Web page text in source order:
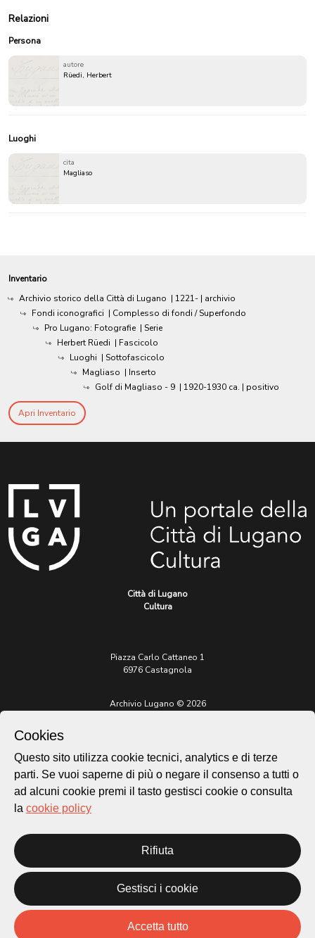
Relazioni
Persona
autore
Rüedi, Herbert
Luoghi
cita
Magliaso
Inventario
Archivio storico della Città di Lugano | 1221- | archivio
Fondi iconografici | Complesso di fondi / Superfondo
Pro Lugano: Fotografie | Serie
Herbert Rüedi | Fascicolo
Luoghi | Sottofascicolo
Magliaso | Inserto
Golf di Magliaso - 9 | 1920-1930 ca. | positivo
Apri Inventario
Città di Lugano
Cultura
Piazza Carlo Cattaneo 1
6976 Castagnola
Archivio Lugano © 2026
Sito istituzionale:
lugano.ch
Privacy Policy
Credits
Homepage
Temi
Storie
Novità
Cookies
Questo sito utilizza cookie tecnici, analytics e di terze
parti. Se vuoi saperne di più o negare il consenso a tutti o
ad alcuni cookie premi il tasto gestisci cookie o consulta
la cookie policy
Rifiuta
Gestisci i cookie
Accetta tutto